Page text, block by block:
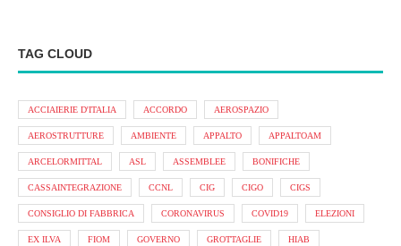
TAG CLOUD
ACCIAIERIE D'ITALIA ACCORDO AEROSPAZIO
AEROSTRUTTURE AMBIENTE APPALTO APPALTOAM
ARCELORMITTAL ASL ASSEMBLEE BONIFICHE
CASSAINTEGRAZIONE CCNL CIG CIGO CIGS
CONSIGLIO DI FABBRICA CORONAVIRUS COVID19 ELEZIONI
EX ILVA FIOM GOVERNO GROTTAGLIE HIAB